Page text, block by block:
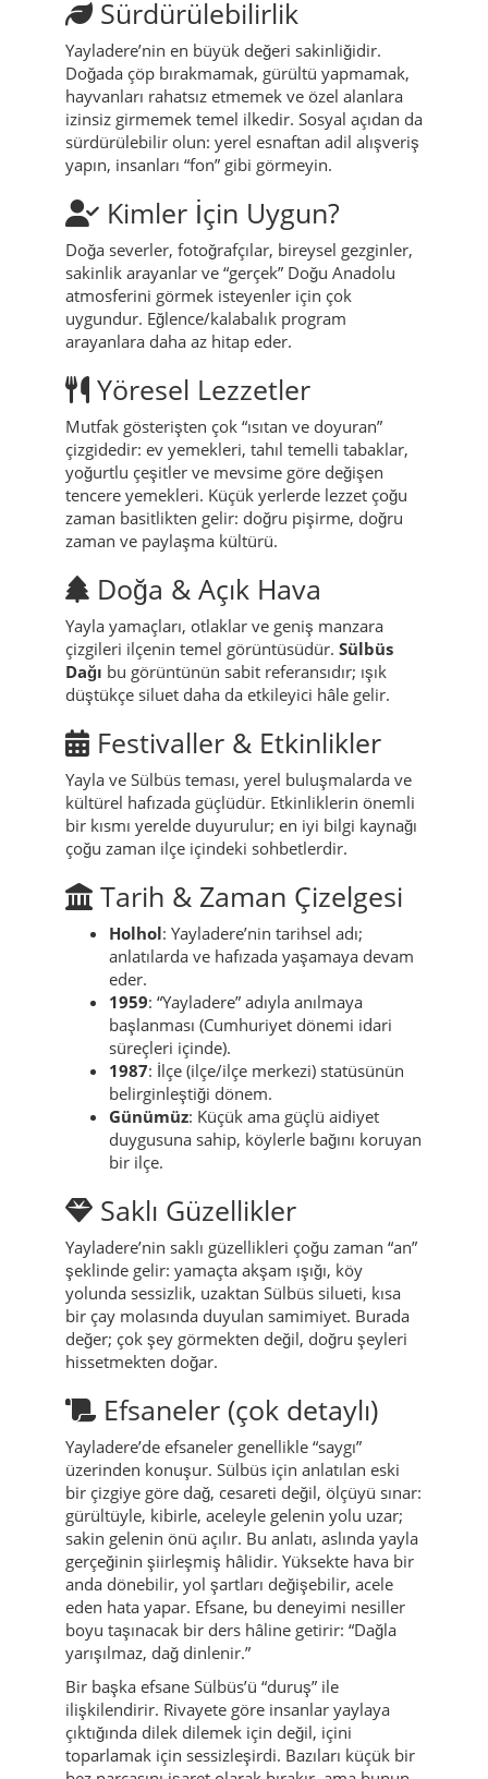
normaldir; fakat aşırı ısrar, baskı veya “fazla
iddia” hissederseniz bu çoğu zaman turist
tuzağı işaretidir: nazikçe uzaklaşıp alternatif
aramak en sağlıklısıdır.
Sürdürülebilirlik
Yayladere’nin en büyük değeri sakinliğidir.
hayvanları rahatsız etmemek ve özel alanlara
izinsiz girmemek temel ilkedir. Sosyal açıdan da
sürdürülebilir olun: yerel esnaftan adil alışveriş
yapın, insanları “fon” gibi görmeyin.
Kimler İçin Uygun?
sakinlik arayanlar ve “gerçek” Doğu Anadolu
atmosferini görmek isteyenler için çok
uygundur. Eğlence/kalabalık program
arayanlara daha az hitap eder.
Yöresel Lezzetler
Mutfak gösterişten çok “ısıtan ve doyuran”
yoğurtlu çeşitler ve mevsime göre değişen
tencere yemekleri. Küçük yerlerde lezzet çoğu
zaman basitlikten gelir: doğru pişirme, doğru
zaman ve paylaşma kültürü.
Doğa & Açık Hava
Yayla yamaçları, otlaklar ve geniş manzara
çizgileri ilçenin temel görüntüsüdür.
Dağıbu görüntünün sabit referansıdır; ışık
düştükçe siluet daha da etkileyici hâle gelir.
Festivaller & Etkinlikler
Yayla ve Sülbüs teması, yerel buluşmalarda ve
kültürel hafızada güçlüdür. Etkinliklerin önemli
bir kısmı yerelde duyurulur; en iyi bilgi kaynağı
çoğu zaman ilçe içindeki sohbetlerdir.
Tarih & Zaman Çizelgesi
Holhol: Yayladere’nin tarihsel adı;
anlatılarda ve hafızada yaşamaya devam
eder.
1959: “Yayladere” adıyla anılmaya
başlanması (Cumhuriyet dönemi idari
süreçleri içinde).
belirginleştiği dönem.
duygusuna sahip, köylerle bağını koruyan
bir ilçe.
Saklı Güzellikler
Yayladere’nin saklı güzellikleri çoğu zaman “an”
yolunda sessizlik, uzaktan Sülbüs silueti, kısa
bir çay molasında duyulan samimiyet. Burada
değer; çok şey görmekten değil, doğru şeyleri
hissetmekten doğar.
Efsaneler (çok detaylı)
Yayladere’de efsaneler genellikle “saygı”
üzerinden konuşur. Sülbüs için anlatılan eski
bir çizgiye göre dağ, cesareti değil, ölçüyü sınar:
gürültüyle, kibirle, aceleyle gelenin yolu uzar;
sakin gelenin önü açılır. Bu anlatı, aslında yayla
gerçeğinin şiirleşmiş hâlidir. Yüksekte hava bir
anda dönebilir, yol şartları değişebilir, acele
eden hata yapar. Efsane, bu deneyimi nesiller
boyu taşınacak bir ders hâline getirir: “Dağla
yarışılmaz, dağ dinlenir.”